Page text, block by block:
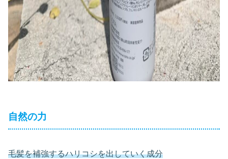
自然の力
毛髪を補強するハリコシを出していく成分